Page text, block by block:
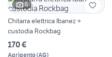
6
Chitarra elettrica Ibanez +
custodia Rockbag
170 €
Agrigento(AG)